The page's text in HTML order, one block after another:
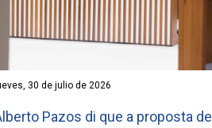
30 de julio de 2026
Pazos di que a proposta de